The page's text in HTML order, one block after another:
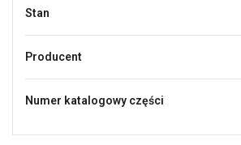
Stan
Producent
Numer katalogowy części